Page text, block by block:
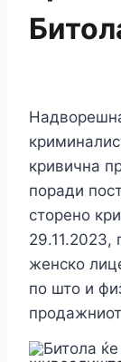
кривична
поради
сторено
29.11.2023,
женско
по што и